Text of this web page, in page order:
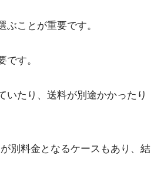
ことが重要です。
す。
いたり、送料が別途かかったり
別料金となるケースもあり、結